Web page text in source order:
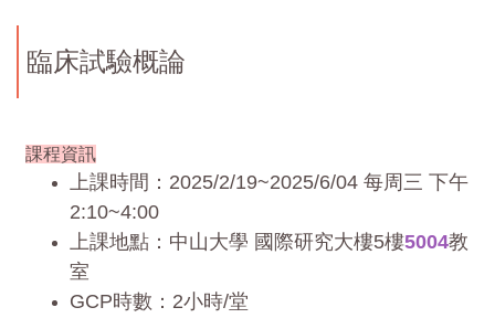
臨床試驗概論
課程資訊
上課時間：2025/2/19~2025/6/04 每周三 下午
2:10~4:00
上課地點：中山大學 國際研究大樓5樓5004教
室
GCP時數：2小時/堂